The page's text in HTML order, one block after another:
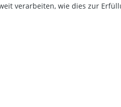
verarbeiten, wie dies zur